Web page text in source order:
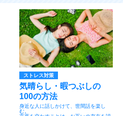
ストレス対策
気晴らし・暇つぶしの
100の方法
身近な人に話しかけて、世間話を楽し
む。